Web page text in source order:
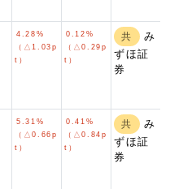
4.28%
（△1.03p
t）
0.12%
（△0.29p
t）
共
み
ずほ証
券
5.31%
（△0.66p
t）
0.41%
（△0.84p
t）
共
み
ずほ証
券